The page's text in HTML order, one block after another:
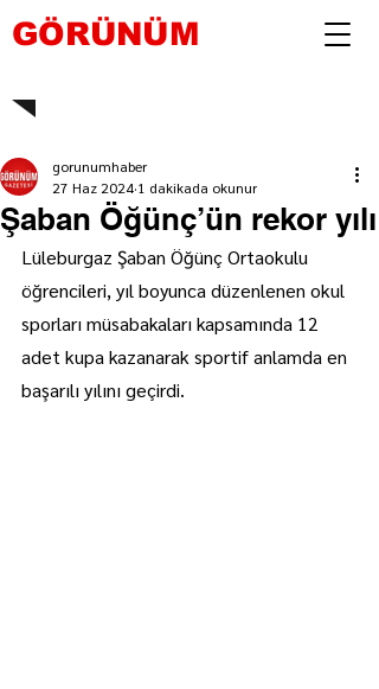
GÖRÜNÜM
Şaban Öğünç’ün rekor yılı
gorunumhaber
27 Haz 2024 1 dakikada okunur
Lüleburgaz Şaban Öğünç Ortaokulu
öğrencileri, yıl boyunca düzenlenen okul
sporları müsabakaları kapsamında 12
adet kupa kazanarak sportif anlamda en
başarılı yılını geçirdi.